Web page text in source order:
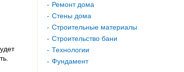
Ремонт дома
Стены дома
Строительные материалы
Строительство бани
Технологии
Фундамент